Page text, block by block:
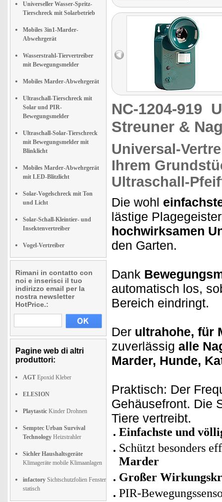
Universeller Wasser-Spritz-
Tierschreck mit Solarbetrieb
Mobiles 3in1-Marder-
Abwehrgerät
Wasserstrahl-Tiervertreiber
mit Bewegungsmelder
Mobiles Marder-Abwehrgerät
Ultraschall-Tierschreck mit
Solar und PIR-
Bewegungsmelder
Ultraschall-Solar-Tierschreck
mit Bewegungsmelder mit
Blinklicht
Mobiles Marder-Abwehrgerät
mit LED-Blitzlicht
Solar-Vogelschreck mit Ton
und Licht
Solar-Schall-Kleintier- und
Insektenvertreiber
Vogel-Vertreiber
Rimani in contatto con
noi e inserisci il tuo
indirizzo email per la
nostra newsletter
HotPrice.:
Pagine web di altri
produttori:
AGT Epoxid Kleber
ELESION
Playtastic Kinder Drohnen
Semptec Urban Survival
Technology Heizstrahler
Sichler Haushaltsgeräte
Klimageräte mobile Klimaanlagen
infactory Sichtschutzfolien Fenster
statisch
NC-1204-919
Streuner &
Universal-
Ihrem
Ultraschall-
Die wohl
lästige
hochwirksamen
den Garten.
Dank
automatisch los,
Bereich eindringt.
Der ultrahohe, für
zuverlässig alle
Marder, Hunde,
Praktisch: Der
Gehäusefront. Die
Tiere vertreibt.
Einfachste und
Schützt besonders
Marder
Großer
PIR-